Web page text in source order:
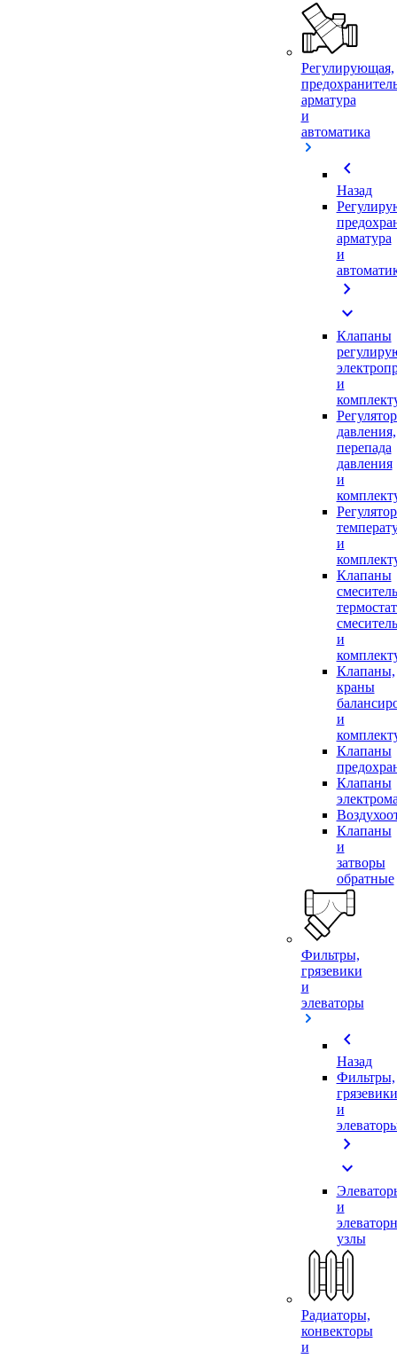
Регулирующая,
арматура
и
автоматика
chevron_left
Назад
арматура
и
chevron_right
expand_more
Клапаны
и
давления,
перепада
давления
и
и
Клапаны
и
Клапаны,
краны
и
Клапаны
Клапаны
Клапаны
и
затворы
обратные
Фильтры,
грязевики
и
элеваторы
chevron_left
Назад
Фильтры,
грязевики
и
chevron_right
expand_more
и
узлы
Радиаторы,
конвекторы
и